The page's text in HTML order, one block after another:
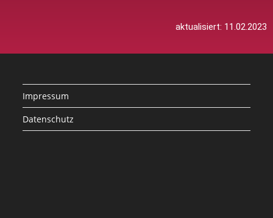
aktualisiert: 11.02.2023
Impressum
Datenschutz